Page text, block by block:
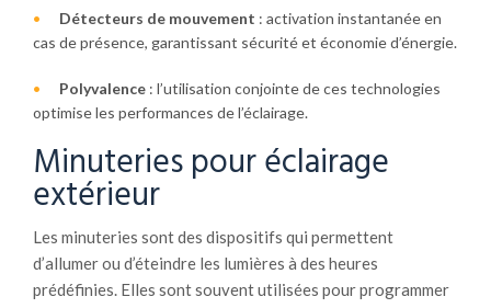
Détecteurs de mouvement : activation instantanée en
cas de présence, garantissant sécurité et économie d’énergie.
Polyvalence : l’utilisation conjointe de ces technologies
optimise les performances de l’éclairage.
Minuteries pour éclairage
extérieur
Les minuteries sont des dispositifs qui permettent
d’allumer ou d’éteindre les lumières à des heures
prédéfinies. Elles sont souvent utilisées pour programmer